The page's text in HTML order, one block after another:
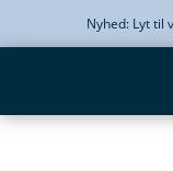
Nyhed: Lyt til